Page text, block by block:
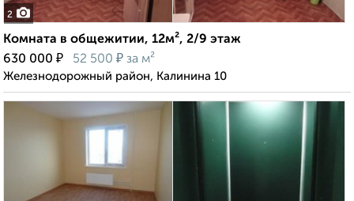
2
Комната в общежитии, 12м², 2/9 этаж
630 000 ₽ 52 500 ₽ за м²
Железнодорожный район, Калинина 10